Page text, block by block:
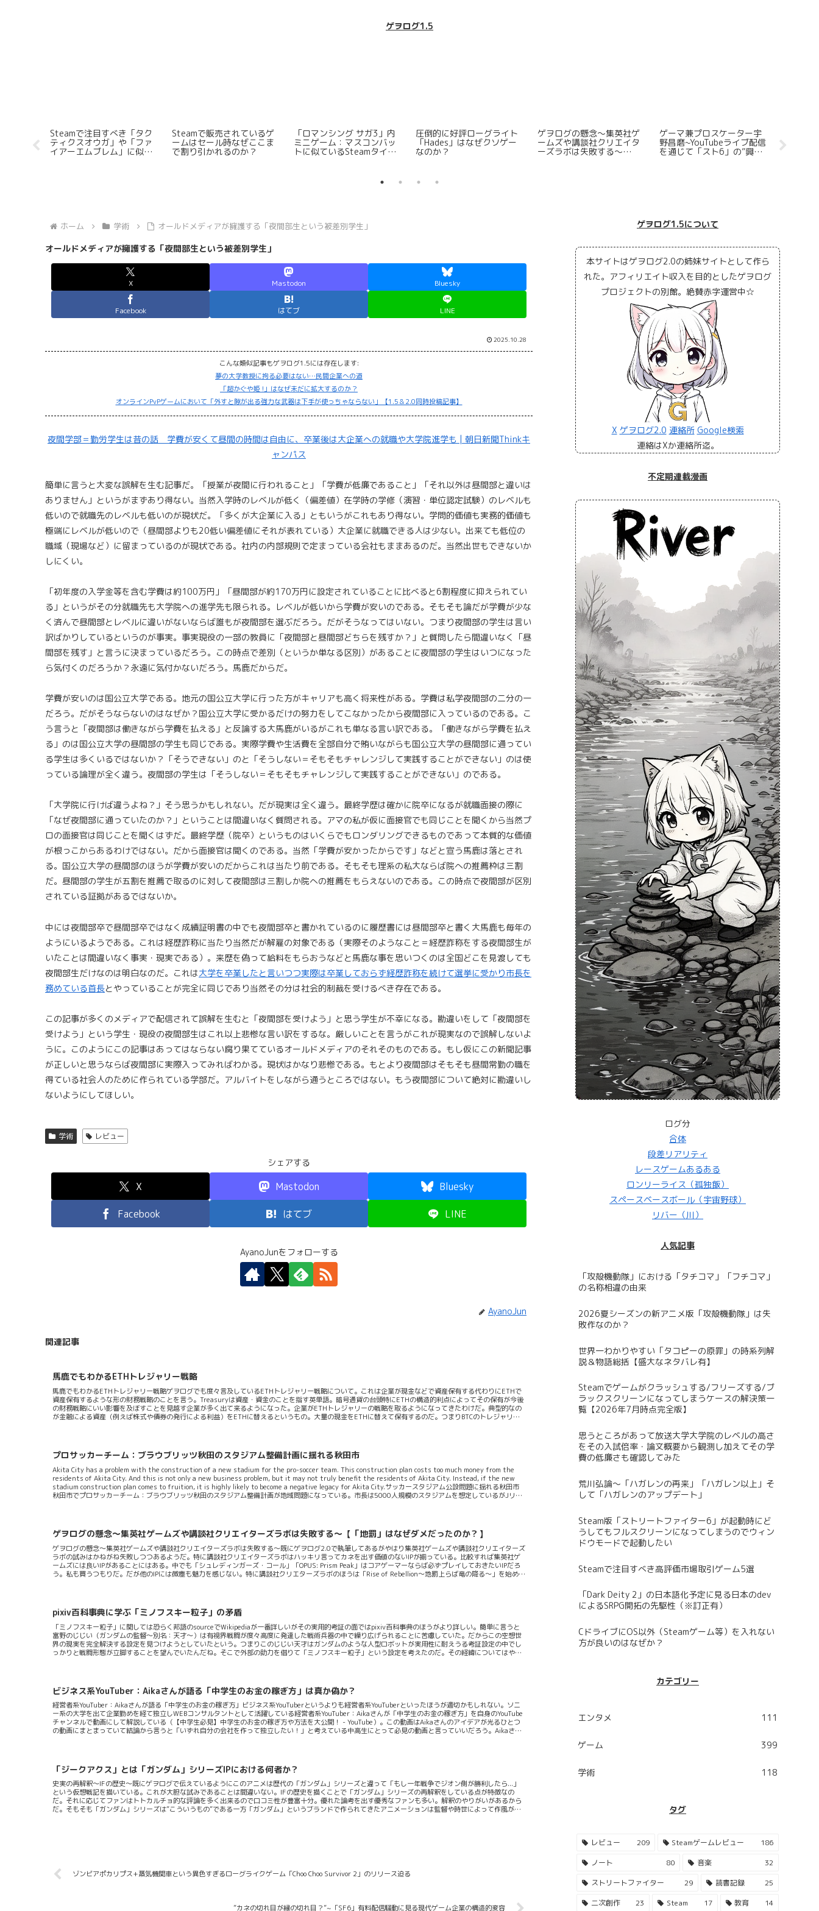
ゲヲログ1.5
ブ配信
「攻殻機動隊」における
「タチコマ」「フチコマ」
の名称相違の由来
なぜ「Minecraft」はSteam
で販売されないのか？
「CITY」をなめてはいけな
い
「Dark Deity 2」の日本語
化予定に見る日本のdevによ
るSRPG開拓の先駆性（※訂
Steamでリリースされたロ
ーグライトFPSに思うところ
を全力でまとめてみた
Steamで注目すべき日本語
で遊べる高評価ギャンブル
ゲーム5選
市場取引
ホーム 学術 オールドメディアが擁護する「夜間部生という被差別学生」
オールドメディアが擁護する「夜間部生という被差別学生」
X Mastodon Bluesky
Facebook はてブ LINE
2025.10.28
こんな類似記事もゲヲログ1.5には存在します:
夢の大学教授に拘る必要はない…民間企業への道
「超かぐや姫 !」はなぜ未だに拡大するのか？
オンラインPvPゲームにおいて「外すと隙が出る強力な武器は下手が使っちゃならない」【1.5＆2.0同時投稿記事】
夜間学部＝勤労学生は昔の話 学費が安くて昼間の時間は自由に、卒業後は大企業への就職や大学院進学も | 朝日新聞Thinkキ
ャンパス
簡単に言うと大変な誤解を生む記事だ。「授業が夜間に行われること」「学費が低廉であること」「それ以外は昼間部と違いは
ありません」というがまずあり得ない。当然入学時のレベルが低く（偏差値）在学時の学修（演習・単位認定試験）のレベルも
低いので就職先のレベルも低いのが現状だ。「多くが大企業に入る」ともいうがこれもあり得ない。学問的価値も実務的価値も
極端にレベルが低いので（昼間部よりも20低い偏差値にそれが表れている）大企業に就職できる人は少ない。出来ても低位の
職域（現場など）に留まっているのが現状である。社内の内部規則で定まっている会社もままあるのだ。当然出世もできないか
しにくい。
「初年度の入学金等を含む学費は約100万円」「昼間部が約170万円に設定されていることに比べると6割程度に抑えられてい
る」というがその分就職先も大学院への進学先も限られる。レベルが低いから学費が安いのである。そもそも論だが学費が少な
く済んで昼間部とレベルに違いがないならば誰もが夜間部を選ぶだろう。だがそうなってはいない。つまり夜間部の学生は言い
訳ばかりしているというのが事実。事実現役の一部の教員に「夜間部と昼間部どちらを残すか？」と質問したら間違いなく「昼
間部を残す」と言うに決まっているだろう。この時点で差別（というか単なる区別）があることに夜間部の学生はいつになった
ら気付くのだろうか？永遠に気付かないだろう。馬鹿だからだ。
学費が安いのは国公立大学である。地元の国公立大学に行った方がキャリアも高く将来性がある。学費は私学夜間部の二分の一
だろう。だがそうならないのはなぜか？国公立大学に受かるだけの努力をしてこなかったから夜間部に入っているのである。こ
う言うと「夜間部は働きながら学費を払える」と反論する大馬鹿がいるがこれも単なる言い訳である。「働きながら学費を払え
る」のは国公立大学の昼間部の学生も同じである。実際学費や生活費を全部自分で賄いながらも国公立大学の昼間部に通ってい
る学生は多くいるではないか？「そうできない」のと「そうしない＝そもそもチャレンジして実践することができない」のは使
っている論理が全く違う。夜間部の学生は「そうしない＝そもそもチャレンジして実践することができない」のである。
「大学院に行けば違うよね？」そう思うかもしれない。だが現実は全く違う。最終学歴は確かに院卒になるが就職面接の際に
「なぜ夜間部に通っていたのか？」ということは間違いなく質問される。アマの私が仮に面接官でも同じことを聞くから当然プ
ロの面接官は同じことを聞くはずだ。最終学歴（院卒）というものはいくらでもロンダリングできるものであって本質的な価値
が根っこからあるわけではない。だから面接官は聞くのである。当然「学費が安かったからです」などと宣う馬鹿は落とされ
る。国公立大学の昼間部のほうが学費が安いのだからこれは当たり前である。そもそも理系の私大ならば院への推薦枠は三割
だ。昼間部の学生が五割を推薦で取るのに対して夜間部は三割しか院への推薦をもらえないのである。この時点で夜間部が区別
されている証拠があるではないか。
中には夜間部卒で昼間部卒ではなく成績証明書の中でも夜間部卒と書かれているのに履歴書には昼間部卒と書く大馬鹿も毎年の
ようにいるようである。これは経歴詐称に当たり当然だが解雇の対象である（実際そのようなこと＝経歴詐称をする夜間部生が
いたことは間違いなく事実・現実である）。来歴を偽って給料をもらおうなどと馬鹿な事を思いつくのは全国どこを見渡しても
夜間部生だけなのは明白なのだ。これは大学を卒業したと言いつつ実際は卒業しておらず経歴詐称を続けて選挙に受かり市長を
務めている首長とやっていることが完全に同じであり当然その分は社会的制裁を受けるべき存在である。
この記事が多くのメディアで配信されて誤解を生むと「夜間部を受けよう」と思う学生が不幸になる。勘違いをして「夜間部を
受けよう」という学生・現役の夜間部生はこれ以上悲惨な言い訳をするな。厳しいことを言うがこれが現実なので誤解しないよ
うに。このようにこの記事はあってはならない腐り果てているオールドメディアのそれそのものである。もし仮にこの新聞記事
が正しいと思うならば夜間部に実際入ってみればわかる。現状はかなり悲惨である。もとより夜間部はそもそも昼間常勤の職を
得ている社会人のために作られている学部だ。アルバイトをしながら通うところではない。もう夜間部について絶対に勘違いし
ないようにしてほしい。
学術 レビュー
シェアする
X Mastodon Bluesky
Facebook はてブ LINE
AyanoJunをフォローする
AyanoJun
関連記事
馬鹿でもわかるETHトレジャリー戦略
馬鹿でもわかるETHトレジャリー戦略ゲヲログでも度々言及しているETHトレジャリー戦略について。これは企業が現金などで資産保有する代わりにETHで
資産保有するような形の財務戦略のことを言う。Treasuryは資産・資金のことを指す英単語。暗号通貨の台頭特にETHの構造的利点によってその保有が今後
の財務戦略にいい影響を及ぼすことを見越す企業が多く出て来るようになった。企業がETHトレジャリーの戦略を取るようになってきたわけだ。典型的なの
が金融による資産（例えば株式や債券の発行による利益）をETHに替えるというもの。大量の現金をETHに替えて保有するのだ。つまりBTCのトレジャリー
プロサッカーチーム：ブラウブリッツ秋田のスタジアム整備計画に揺れる秋田市
Akita City has a problem with the construction of a new stadium for the pro-soccer team. This construction plan costs too much money from the
residents of Akita City. And this is not only a new business problem, but it may not truly benefit the residents of Akita City. Instead, if the new
stadium construction plan comes to fruition, it is highly likely to become a negative legacy for Akita City.サッカースタジアム公設問題に揺れる秋田市
秋田市でプロサッカーチーム：ブラウブリッツ秋田のスタジアム整備計画が地域問題になっている。市長は5000人規模のスタジアムを想定しているがJリー
ゲヲログの懸念～集英社ゲームズや講談社クリエイターズラボは失敗する～【「地罰」はなぜダメだったのか？】
ゲヲログの懸念～集英社ゲームズや講談社クリエイターズラボは失敗する～既にゲヲログ2.0で執筆してあるがやはり集英社ゲームズや講談社クリエイターズ
ラボの試みはかねがね失敗しつつあるようだ。特に講談社クリエイターズラボはハッキリ言ってカネを出す価値のないIPが揃っている。比較すれば集英社ゲ
ームズには良いIPがあることにはある。中でも「シュレディンガーズ・コール」「OPUS: Prism Peak」はコアゲーマーならば必ずプレイしておきたいIPだろ
う。私も買うつもりだ。だが他のIPには微塵も魅力を感じない。特に講談社クリエターズラボのほうは「Rise of Rebellion～地罰上らば竜の降る～」を始めと
pixiv百科事典に学ぶ「ミノフスキー粒子」の矛盾
「ミノフスキー粒子」に関しては恐らく邦語のsourceでWikipediaが一番詳しいがその実用的考証の面ではpixiv百科事典のほうがより詳しい。簡単に言うと
富野のじじい（ガンダムの監督～別名：天才～）は有視界戦闘が度々高度に発達した戦術兵器の中で繰り広げられることに苦慮していた。だからこの空想世
界の現実を完全解決する設定を見つけようとしていたという。つまりこのじじい天才はガンダムのような人型ロボットが実用性に耐えうる考証設定の中でし
っかりと戦闘形態が立脚することを望んでいたんだね。そこで外部の助力を借りて「ミノフスキー粒子」という設定を考えたのだ。その経緯についてはやは
ビジネス系YouTuber：Aikaさんが語る「中学生のお金の稼ぎ方」は真か偽か？
経営者系YouTuber：Aikaさんが語る「中学生のお金の稼ぎ方」ビジネス系YouTuberというよりも経営者系YouTuberといったほうが適切かもしれない。ソニ
ー系の大学を出て企業勤めを経て独立しWEBコンサルタントとして活躍している経営者系YouTuber：Aikaさんが「中学生のお金の稼ぎ方」を自身のYouTube
チャンネルで動画にして解説している（【中学生必見】中学生のお金の稼ぎ方や方法を大公開！ - YouTube）。この動画はAikaさんのアイデアが光るひとつ
の動画にまとまっていて結論から言うと「いずれ自分の会社を作って独立したい！」と考えている中高生にとって必見の動画と言っていいだろう。Aikaさん
「ジークアクス」とは「ガンダム」シリーズIPにおける何者か？
史実の再解釈～IFの歴史～既にゲヲログで伝えているようにこのアニメは歴代の「ガンダム」シリーズと違って「もし一年戦争でジオン側が勝利したら...」
という仮想戦記を描いている。これが大胆な試みであることは間違いない。IFの歴史を描くことで「ガンダム」シリーズの再解釈をしている点が特徴なの
だ。それに応じてファンはトトカルチョ的な評論を多く出来るので口コミ性が豊富十分。優れた論考を出す優秀なファンも多い。解釈のやりがいがあるから
だ。そもそも「ガンダム」シリーズは”こういうもの”である一方「ガンダム」というブランドで作られてきたアニメーションは監督や時世によって作風が大
ゾンビアポカリプス+蒸気機関車という異色すぎるローグライクゲーム「Choo Choo Survivor 2」のリリース迫る
”カネの切れ目が縁の切れ目？”~「SF6」有料配信騒動に見る現代ゲーム企業の構造的変容
ゲヲログ1.5について
本サイトはゲヲログ2.0の姉妹サイトとして作ら
れた。アフィリエイト収入を目的としたゲヲログ
プロジェクトの別館。絶賛赤字運営中☆
X ゲヲログ2.0 連絡所 Google検索
連絡はXか連絡所迄。
不定期連載漫画
ログ分
合体
段差リアリティ
レースゲームあるある
ロンリーライス（孤独飯）
スペースベースボール（宇宙野球）
リバー（川）
人気記事
「攻殻機動隊」における「タチコマ」「フチコマ」
の名称相違の由来
2026夏シーズンの新アニメ版「攻殻機動隊」は失
敗作なのか？
世界一わかりやすい「タコピーの原罪」の時系列解
説＆物語総括【盛大なネタバレ有】
Steamでゲームがクラッシュする/フリーズする/ブ
ラックスクリーンになってしまうケースの解決策一
覧【2026年7月時点完全版】
思うところがあって放送大学大学院のレベルの高さ
をその入試倍率・論文概要から観測し加えてその学
費の低廉さも確認してみた
荒川弘論～「ハガレンの再来」「ハガレン以上」そ
して「ハガレンのアップデート」
Steam版「ストリートファイター6」が起動時にど
うしてもフルスクリーンになってしまうのでウィン
ドウモードで起動したい
Steamで注目すべき高評価市場取引ゲーム5選
「Dark Deity 2」の日本語化予定に見る日本のdev
によるSRPG開拓の先駆性（※訂正有）
CドライブにOS以外（Steamゲーム等）を入れない
方が良いのはなぜか？
カテゴリー
エンタメ 111
ゲーム 399
学術 118
タグ
レビュー 209 Steamゲームレビュー
186
ノート
80 音楽
32
ストリートファイター
29 読書記録
25
二次創作
23 Steam 17 教育 14